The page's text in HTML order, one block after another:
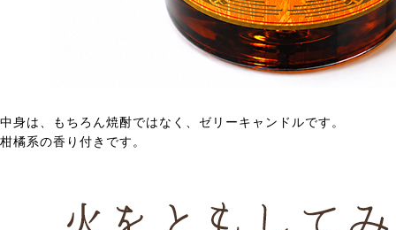
中身は、もちろん焼酎ではなく、ゼリーキャンドルです。
柑橘系の香り付きです。